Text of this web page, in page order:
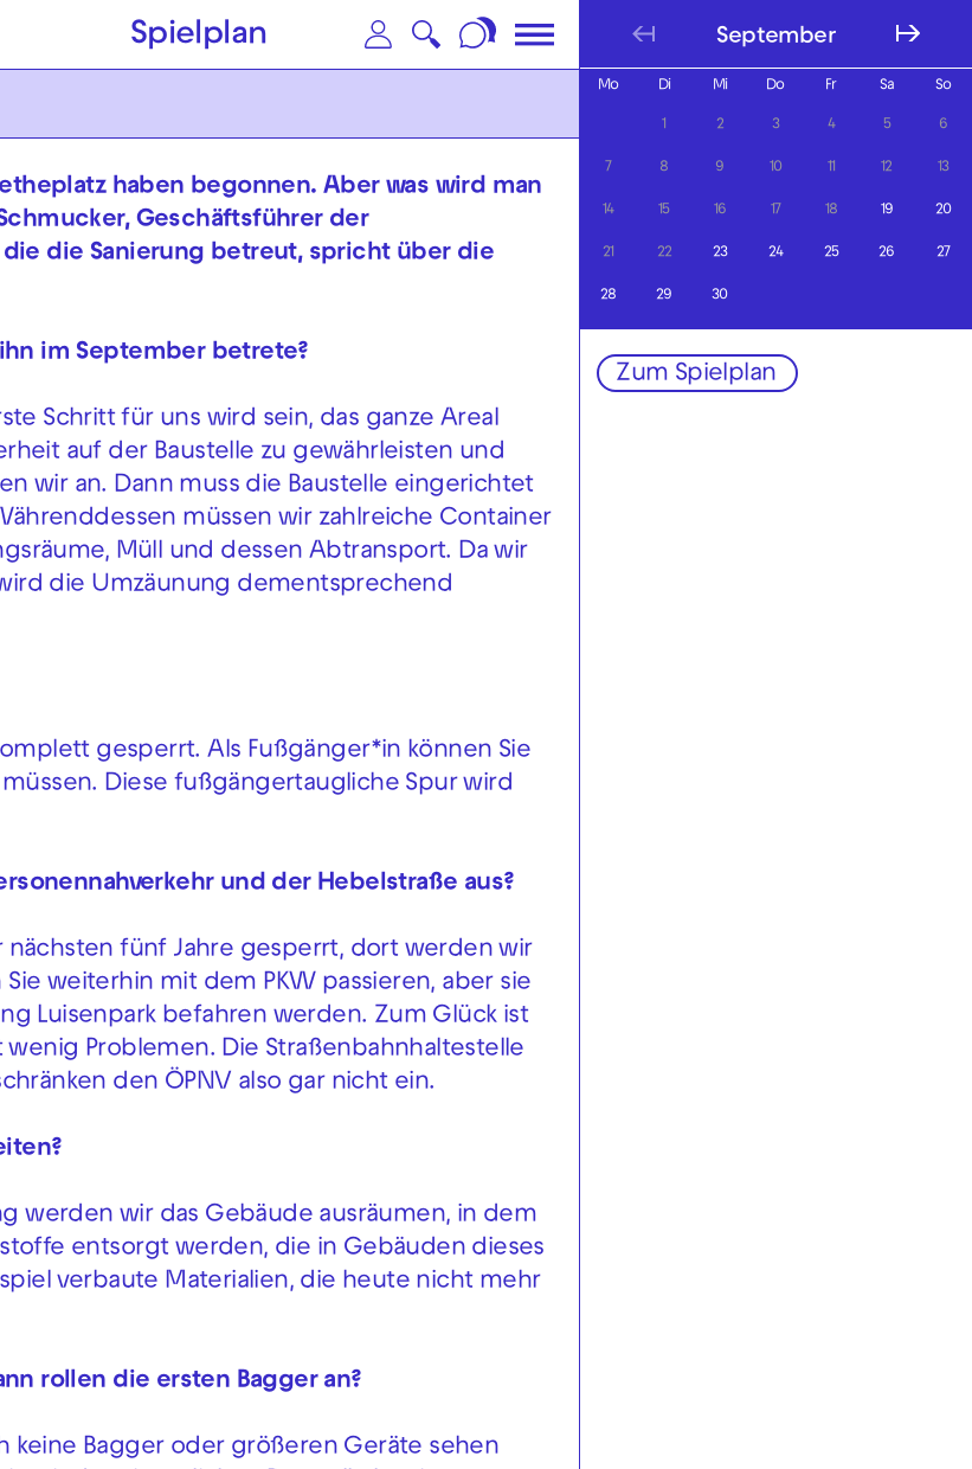
Hauptinhalt springen Zum Footer springen
Spielplan
haben begonnen. Aber was wird man
Geschäftsführer der
die Sanierung betreut, spricht über die
im September betrete?
Schritt für uns wird sein, das ganze Areal
auf der Baustelle zu gewährleisten und
wir an. Dann muss die Baustelle eingerichtet
müssen wir zahlreiche Container
Müll und dessen Abtransport. Da wir
die Umzäunung dementsprechend
gesperrt. Als Fußgänger*in können Sie
Diese fußgängertaugliche Spur wird
und der Hebelstraße aus?
nächsten fünf Jahre gesperrt, dort werden wir
weiterhin mit dem PKW passieren, aber sie
Luisenpark befahren werden. Zum Glück ist
Problemen. Die Straßenbahnhaltestelle
den ÖPNV also gar nicht ein.
werden wir das Gebäude ausräumen, in dem
entsorgt werden, die in Gebäuden dieses
verbaute Materialien, die heute nicht mehr
rollen die ersten Bagger an?
keine Bagger oder größeren Geräte sehen
September
Mo Di Mi Do Fr Sa So
1 2 3 4 5 6
7 8 9 10 11 12 13
14 15 16 17 18 19 20
21 22 23 24 25 26 27
28 29 30
Zum Spielplan